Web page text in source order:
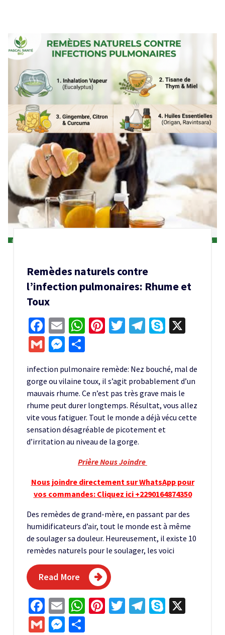
Remèdes naturels contre
l’infection pulmonaires: Rhume et
Toux
Facebook
EmailWhatsApp
Pinterest
Twitter
Telegram
Skype
GmailMessenger
infection pulmonaire remède: Nez bouché, mal de
gorge ou vilaine toux, il s’agit probablement d’un
mauvais rhume. Ce n’est pas très grave mais le
rhume peut durer longtemps. Résultat, vous allez
vite vous fatiguer. Tout le monde a déjà vécu cette
sensation désagréable de picotement et
d’irritation au niveau de la gorge.
Prière Nous Joindre
Nous joindre directement sur WhatsApp pour
vos commandes: Cliquez ici +2290164874350
Des remèdes de grand-mère, en passant par des
humidificateurs d’air, tout le monde est à même
de soulager sa douleur. Heureusement, il existe 10
remèdes naturels pour le soulager, les voici
Read More
Facebook
EmailWhatsApp
Pinterest
Twitter
Telegram
Skype
GmailMessenger